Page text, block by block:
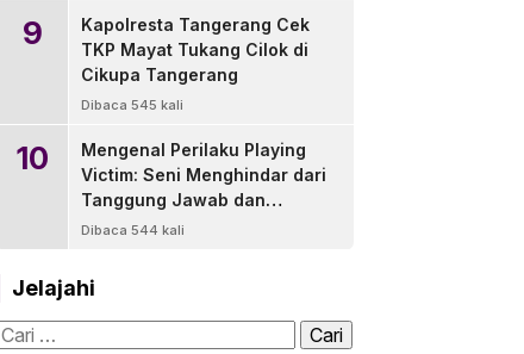
9
Kapolresta Tangerang Cek
TKP Mayat Tukang Cilok di
Cikupa Tangerang
Dibaca 545 kali
10
Mengenal Perilaku Playing
Victim: Seni Menghindar dari
Tanggung Jawab dan
Solusinya
Dibaca 544 kali
Jelajahi
Cari